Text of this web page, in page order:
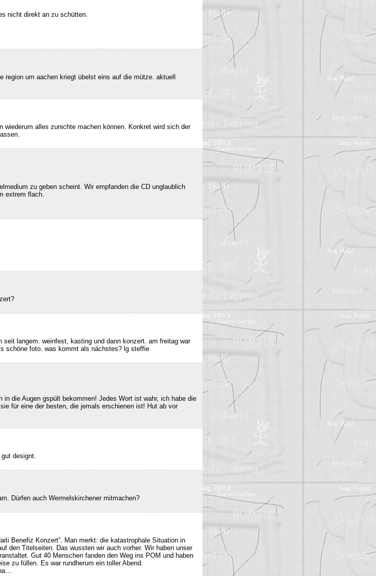
nicht direkt an zu schütten.
region um aachen kriegt übelst eins auf die mütze. aktuell
wiederum alles zunichte machen können. Konkret wird sich der
zu geben scheint. Wir empfanden die CD unglaublich
extrem flach.
seit langem. weinfest, kasting und dann konzert. am freitag war
schöne foto. was kommt als nächstes? lg steffie
in die Augen gspült bekommen! Jedes Wort ist wahr, ich habe die
für eine der besten, die jemals erschienen ist! Hut ab vor
designt.
Dürfen auch Wermelskirchener mitmachen?
Benefiz Konzert“. Man merkt: die katastrophale Situation in
den Titelseiten. Das wussten wir auch vorher. Wir haben unser
Gut 40 Menschen fanden den Weg ins POM und haben
zu füllen. Es war rundherum ein toller Abend.